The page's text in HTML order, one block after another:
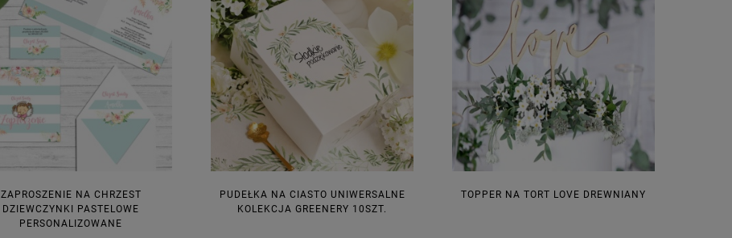
ZAPROSZENIE NA CHRZEST
DZIEWCZYNKI PASTELOWE
PERSONALIZOWANE
PUDEŁKA NA CIASTO UNIWERSALNE
KOLEKCJA GREENERY 10SZT.
TOPPER NA TORT LOVE DREWNIANY